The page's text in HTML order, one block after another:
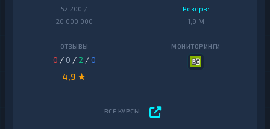
52 200 /
20 000 000
Резерв:
1,9 M
0 / 0 / 2 /0
4,9 ★